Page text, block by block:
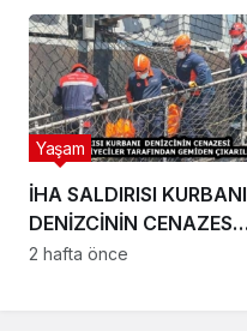
İHA SALDIRISI KURBANI
DENİZCİNİN CENAZESİ
TRABZON’DA
Yaşam
2 hafta önce